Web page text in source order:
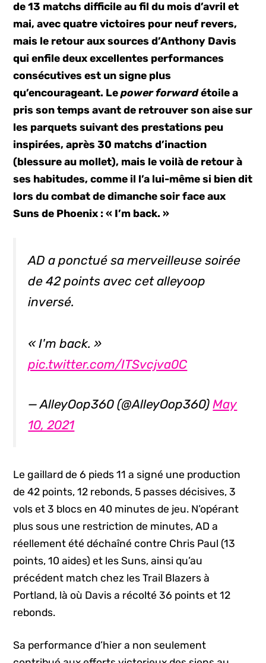
de 13 matchs difficile au fil du mois d’avril et
mai, avec quatre victoires pour neuf revers,
mais le retour aux sources d’Anthony Davis
qui enfile deux excellentes performances
consécutives est un signe plus
qu’encourageant. Lepower forwardétoile a
pris son temps avant de retrouver son aise sur
les parquets suivant des prestations peu
inspirées, après 30 matchs d’inaction
(blessure au mollet), mais le voilà de retour à
ses habitudes, comme il l’a lui-même si bien dit
lors du combat de dimanche soir face aux
Suns de Phoenix : « I’m back. »
AD a ponctué sa merveilleuse soirée
de 42 points avec cet alleyoop
inversé.
« I'm back. »
pic.twitter.com/ITSvcjva0C
— AlleyOop360 (@AlleyOop360)May
10, 2021
Le gaillard de 6 pieds 11 a signé une production
de 42 points, 12 rebonds, 5 passes décisives, 3
vols et 3 blocs en 40 minutes de jeu. N’opérant
plus sous une restriction de minutes, AD a
réellement été déchaîné contre Chris Paul (13
points, 10 aides) et les Suns, ainsi qu’au
précédent match chez les Trail Blazers à
Portland, là où Davis a récolté 36 points et 12
rebonds.
Sa performance d’hier a non seulement